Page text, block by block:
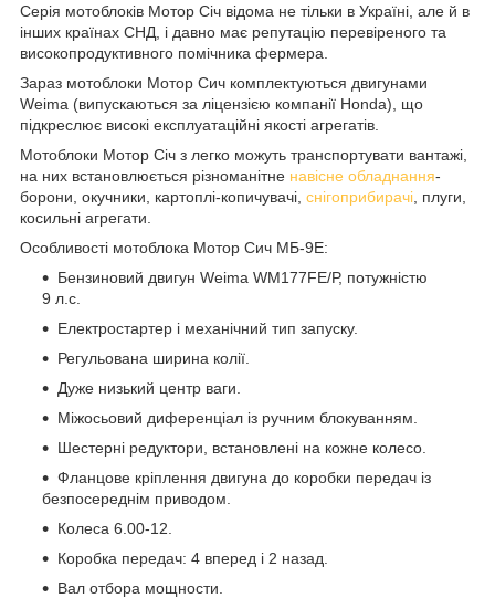
Серія мотоблоків Мотор Січ відома не тільки в Україні, але й в
інших країнах СНД, і давно має репутацію перевіреного та
високопродуктивного помічника фермера.
Зараз мотоблоки Мотор Сич комплектуються двигунами
Weima (випускаються за ліцензією компанії Honda), що
підкреслює високі експлуатаційні якості агрегатів.
Мотоблоки Мотор Січ з легко можуть транспортувати вантажі,
на них встановлюється різноманітне навісне обладнання-
борони, окучники, картоплі-копичувачі, снігоприбирачі , плуги,
косильні агрегати.
Особливості мотоблока Мотор Сич МБ-9Е:
Бензиновий двигун Weima WM177FЕ/Р, потужністю
9 л.с.
Електростартер і механічний тип запуску.
Регульована ширина колії.
Дуже низький центр ваги.
Міжосьовий диференціал із ручним блокуванням.
Шестерні редуктори, встановлені на кожне колесо.
Фланцове кріплення двигуна до коробки передач із
безпосереднім приводом.
Колеса 6.00-12.
Коробка передач: 4 вперед і 2 назад.
Вал отбора мощности.